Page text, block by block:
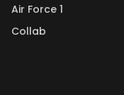
Air Force 1
Collab